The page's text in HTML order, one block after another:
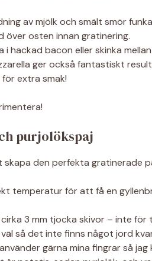
av mjölk och smält smör
osten innan gratinering.
hackad bacon eller skinka
ger också fantastiskt
extra smak!
purjolökspaj
skapa den perfekta gratinerade
temperatur för att få en
3 mm tjocka skivor – inte för
så det inte finns något jord
gärna mina fingrar så jag